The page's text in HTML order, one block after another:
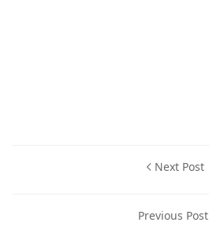
Next Post
Previous Post